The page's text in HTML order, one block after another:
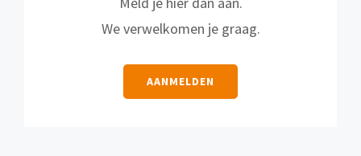
We verwelkomen je graag.
AANMELDEN